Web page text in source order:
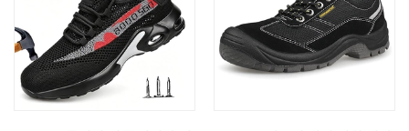
충격/천공 방지, 통기성, 충격 흡수
6. 패키지: 색상 상자 당 1 쌍, 판지
당 10 쌍.
7. 샘플 시간: 7일
8. 주문 리드타임: 보증금 수령 후
45일
충격/천공 방지, 통기성, 충격 흡수
6. 패키지: 색상 상자 당 1 쌍, 판지
당 10 쌍.
7. 샘플 시간: 7일
8. 주문 리드타임: 보증금 수령 후